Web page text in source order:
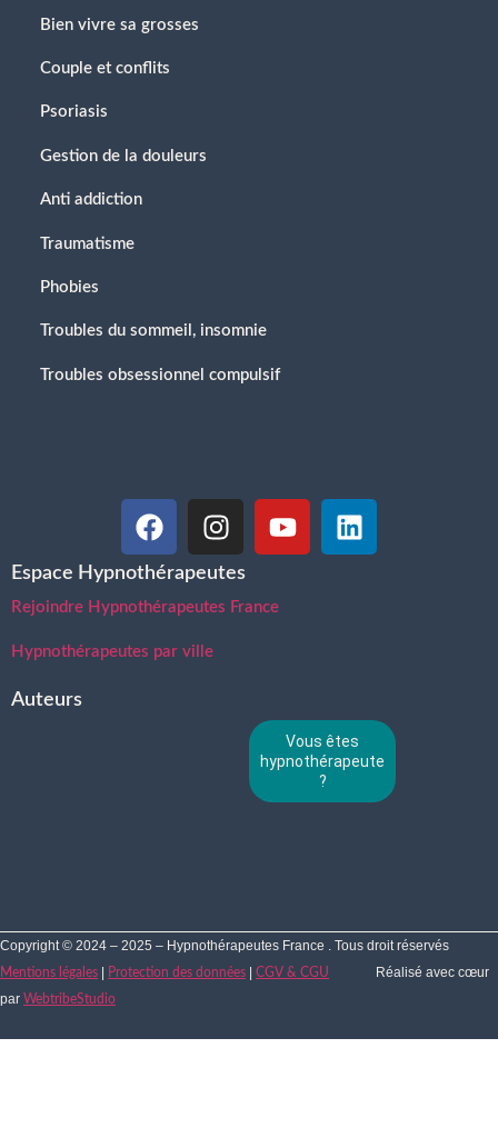
Bien vivre sa grosses
Couple et conflits
Psoriasis
Gestion de la douleurs
Anti addiction
Traumatisme
Phobies
Troubles du sommeil, insomnie
Troubles obsessionnel compulsif
Espace Hypnothérapeutes
Rejoindre Hypnothérapeutes France
Hypnothérapeutes par ville
Auteurs
Vous êtes
hypnothérapeute
?
Copyright © 2024 – 2025 – Hypnothérapeutes France . Tous droit réservés
Mentions légales Protection des données CGV & CGU
Réalisé avec cœur
par WebtribeStudio